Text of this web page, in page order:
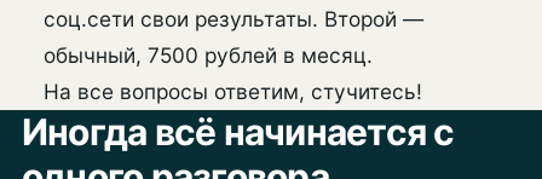
соц.сети свои результаты. Второй —
обычный, 7500 рублей в месяц.
На все вопросы ответим, стучитесь!
Иногда всё начинается с